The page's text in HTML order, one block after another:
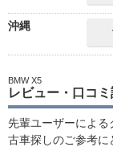
沖縄
BMW X5
レビュー・口コ
先輩ユーザーによる
古車探しのご参考に